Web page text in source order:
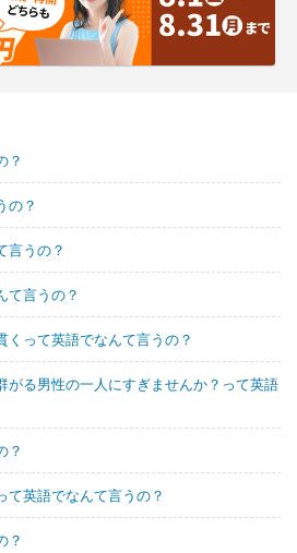
？
の？
言うの？
て言うの？
くって英語でなんて言うの？
がる男性の一人にすぎませんか？って英語
？
英語でなんて言うの？
？